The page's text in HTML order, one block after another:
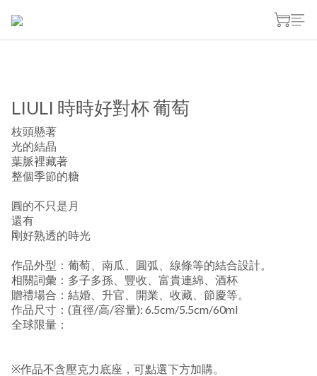
LIULI 時時好對杯 葡萄
枝頭懸著
光的結晶
葉脈裡藏著
整個季節的糖
圓的不只是月
還有
剛好熟透的時光
作品外型：葡萄、南瓜、圓弧、線條等的結合設計。
相關詞彙：多子多孫、豐收、富貴連綿、酒杯
贈禮場合：結婚、升官、開業、收藏、節慶等。
作品尺寸：(直徑/高/容量): 6.5cm/5.5cm/60ml
全球限量：
※作品不含壓克力底座，可點選下方加購。